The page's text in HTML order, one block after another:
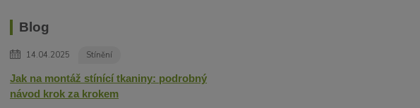
Blog
14.04.2025 Stínění
Jak na montáž stínící tkaniny: podrobný
návod krok za krokem